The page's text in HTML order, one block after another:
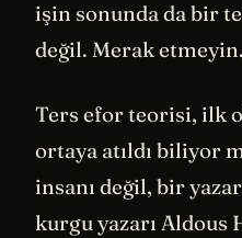
işin sonunda da bir
değil. Merak etmeyin.
Ters efor teorisi, ilk
ortaya atıldı biliyor
insanı değil, bir
kurgu yazarı Aldous